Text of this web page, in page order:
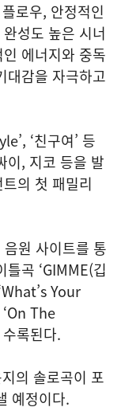
로우, 안정적인
성도 높은 시너
에너지와 중독
대감을 자극하고
‘친구여’ 등
이, 지코 등을 발
의 첫 패밀리
원 사이트를 통
곡 ‘GIMME(깁
Your
The
록된다.
의 솔로곡이 포
예정이다.